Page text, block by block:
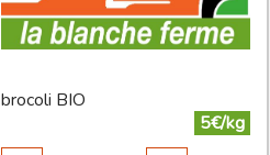
brocoli BIO
5€/kg